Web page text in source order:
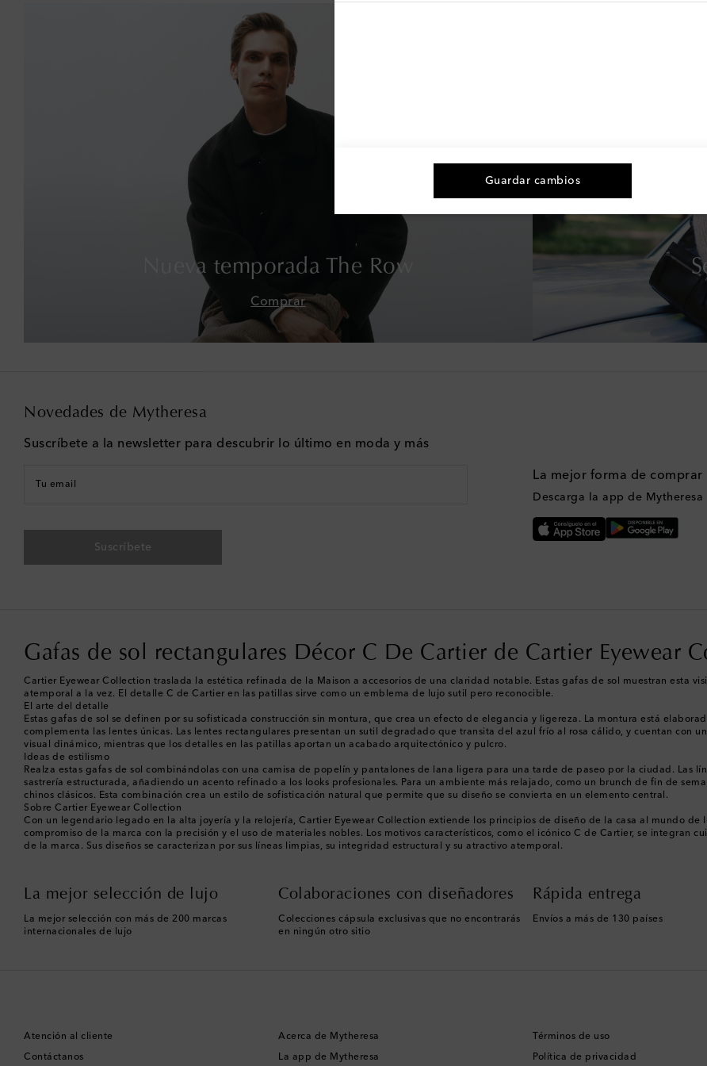
Nueva temporada The Row
Comprar
Novedades de Mytheresa
Suscríbete a la newsletter para descubrir lo último en moda y más
Tu email
Suscríbete
La mejor forma de comprar
Descarga la app de Mytheresa
Gafas de sol rectangulares Décor C De Cartier de Cartier Eyewear
Cartier Eyewear Collection traslada la estética refinada de la Maison a accesorios de una claridad notable. Estas gafas de sol muestran esta
atemporal a la vez. El detalle C de Cartier en las patillas sirve como un emblema de lujo sutil pero reconocible.
El arte del detalle
Estas gafas de sol se definen por su sofisticada construcción sin montura, que crea un efecto de elegancia y ligereza. La montura está
complementa las lentes únicas. Las lentes rectangulares presentan un sutil degradado que transita del azul frío al rosa cálido, y cuentan con
visual dinámico, mientras que los detalles en las patillas aportan un acabado arquitectónico y pulcro.
Ideas de estilismo
Realza estas gafas de sol combinándolas con una camisa de popelín y pantalones de lana ligera para una tarde de paseo por la ciudad. Las
sastrería estructurada, añadiendo un acento refinado a los looks profesionales. Para un ambiente más relajado, como un brunch de fin de
chinos clásicos. Esta combinación crea un estilo de sofisticación natural que permite que su diseño se convierta en un elemento central.
Sobre Cartier Eyewear Collection
Con un legendario legado en la alta joyería y la relojería, Cartier Eyewear Collection extiende los principios de diseño de la casa al mundo de
compromiso de la marca con la precisión y el uso de materiales nobles. Los motivos característicos, como el icónico C de Cartier, se integran
de la marca. Sus diseños se caracterizan por sus líneas limpias, su integridad estructural y su atractivo atemporal.
La mejor selección de lujo
La mejor selección con más de 200 marcas
internacionales de lujo
Colaboraciones con diseñadores
Colecciones cápsula exclusivas que no encontrarás
en ningún otro sitio
Rápida entrega
Envíos a más de 130 países
Atención al cliente
Contáctanos
Acerca de Mytheresa
La app de Mytheresa
Términos de uso
Política de privacidad
Guardar cambios